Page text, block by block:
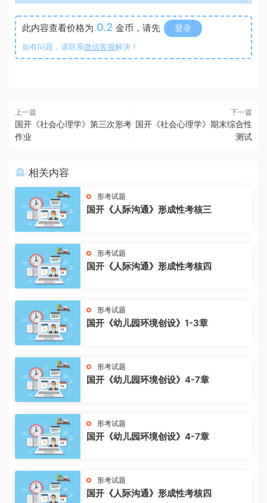
此内容查看价格为 0.2 金币，请先 登录
如有问题，请联系微信客服解决！
上一篇
国开《社会心理学》第三次形考
作业
下一篇
国开《社会心理学》期末综合性
测试
相关内容
形考试题
国开《人际沟通》形成性考核三
形考试题
国开《人际沟通》形成性考核四
形考试题
国开《幼儿园环境创设》1-3章
形考试题
国开《幼儿园环境创设》4-7章
形考试题
国开《幼儿园环境创设》4-7章
形考试题
国开《人际沟通》形成性考核四